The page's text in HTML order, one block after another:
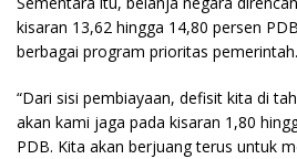
kisaran 13,62 hingga 14,80 persen
berbagai program prioritas pemerintah.
“Dari sisi pembiayaan, defisit kita di
akan kami jaga pada kisaran 1,80
PDB. Kita akan berjuang terus untuk